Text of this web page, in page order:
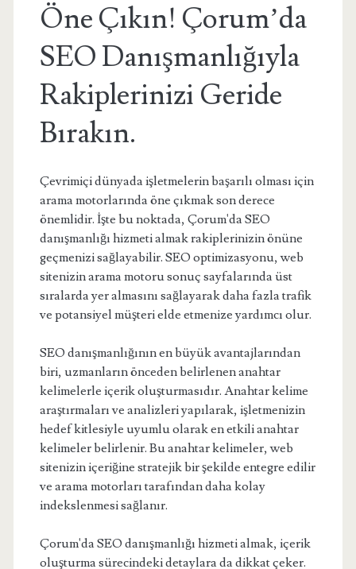
Öne Çıkın! Çorum’da
SEO Danışmanlığıyla
Rakiplerinizi Geride
Bırakın.
Çevrimiçi dünyada işletmelerin başarılı olması için
arama motorlarında öne çıkmak son derece
önemlidir. İşte bu noktada, Çorum'da SEO
danışmanlığı hizmeti almak rakiplerinizin önüne
geçmenizi sağlayabilir. SEO optimizasyonu, web
sitenizin arama motoru sonuç sayfalarında üst
sıralarda yer almasını sağlayarak daha fazla trafik
ve potansiyel müşteri elde etmenize yardımcı olur.
SEO danışmanlığının en büyük avantajlarından
biri, uzmanların önceden belirlenen anahtar
kelimelerle içerik oluşturmasıdır. Anahtar kelime
araştırmaları ve analizleri yapılarak, işletmenizin
hedef kitlesiyle uyumlu olarak en etkili anahtar
kelimeler belirlenir. Bu anahtar kelimeler, web
sitenizin içeriğine stratejik bir şekilde entegre edilir
ve arama motorları tarafından daha kolay
indekslenmesi sağlanır.
Çorum'da SEO danışmanlığı hizmeti almak, içerik
oluşturma sürecindeki detaylara da dikkat çeker.